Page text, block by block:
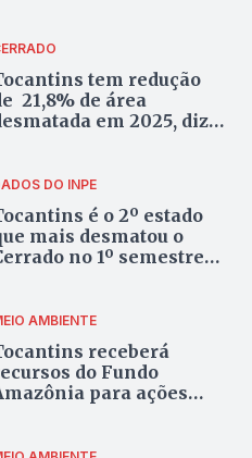
tem redução
21,8% de área
em 2025, diz
DO INPE
é o 2º estado
mais desmatou o
no 1º semestre
AMBIENTE
receberá
do Fundo
para ações